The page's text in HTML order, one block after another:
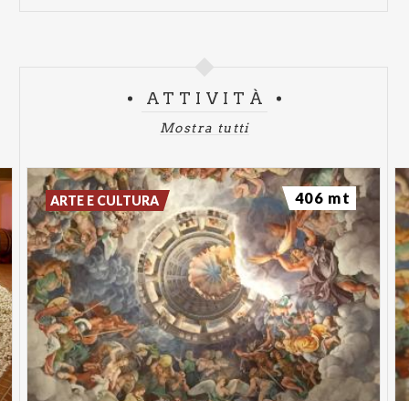
ATTIVITÀ
Mostra tutti
ARTE E CULTURA 406 mt